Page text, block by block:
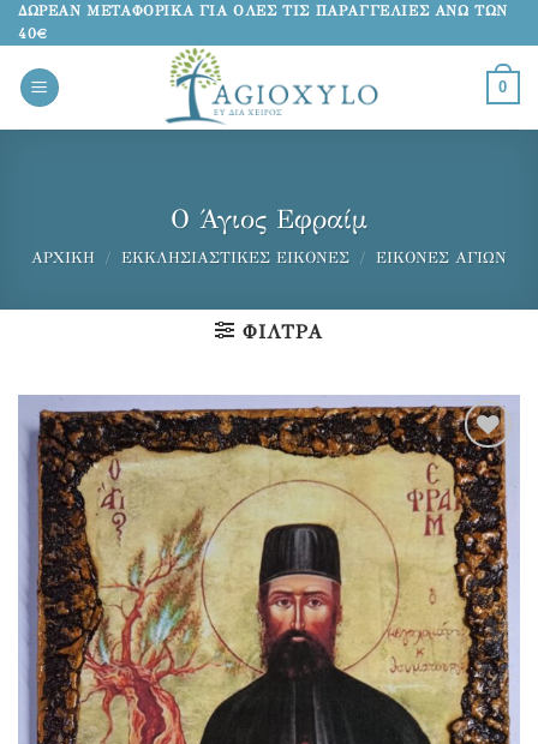
Μετάβαση
στο
περιεχόμενο
ΔΩΡΕΑΝ ΜΕΤΑΦΟΡΙΚΑ ΓΙΑ ΟΛΕΣ ΤΙΣ ΠΑΡΑΓΓΕΛΙΕΣ ΑΝΩ ΤΩΝ
40€
0
Ο Άγιος Εφραίμ
ΑΡΧΙΚΉ / ΕΚΚΛΗΣΙΑΣΤΙΚΈΣ ΕΙΚΌΝΕΣ / ΕΙΚΌΝΕΣ ΑΓΊΩΝ
ΦΊΛΤΡΑ
Προσθήκη
στα
αγαπημένα